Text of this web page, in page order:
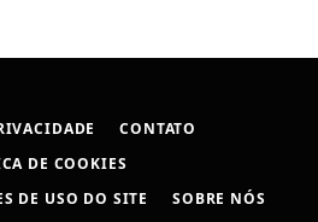
CONTATO
DE COOKIES
DE USO DO SITE
SOBRE NÓS